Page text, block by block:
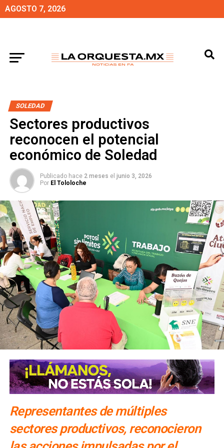
AGOSTO 7, 2026
SOLEDAD
Sectores productivos
reconocen el potencial
económico de Soledad
Publicado hace 2 meses el junio 3, 2026
Por El Tololoche
Representantes de múltiples
sectores productivos, reconocieron